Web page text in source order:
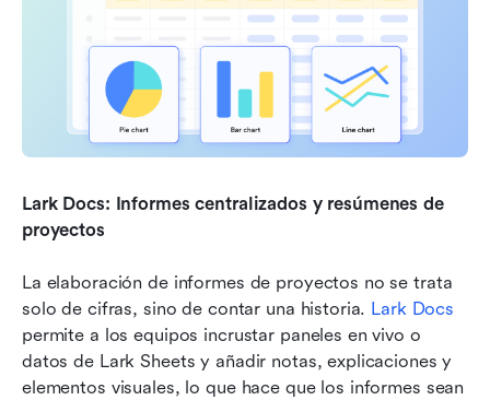
Lark Docs: Informes centralizados y resúmenes de
proyectos
La elaboración de informes de proyectos no se trata
solo de cifras, sino de contar una historia. Lark Docs
permite a los equipos incrustar paneles en vivo o
datos de Lark Sheets y añadir notas, explicaciones y
elementos visuales, lo que hace que los informes sean